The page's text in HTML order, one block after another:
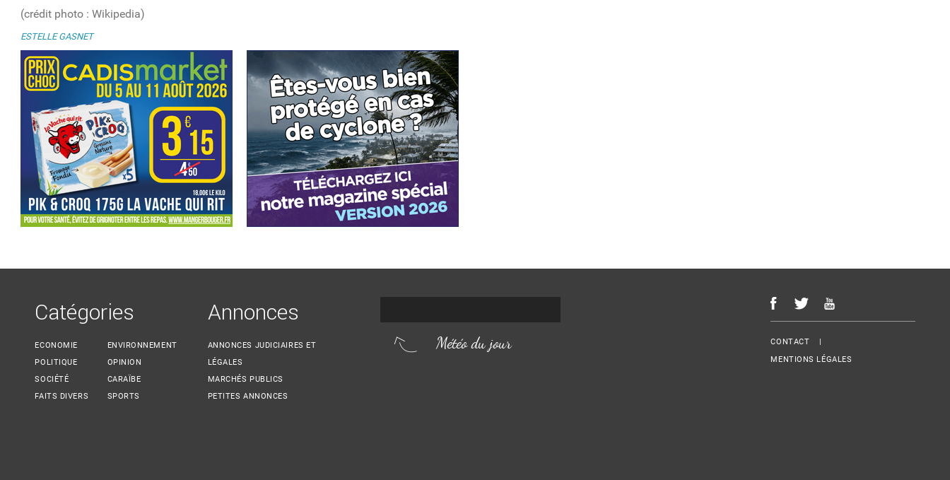
(crédit photo : Wikipedia)
ESTELLE GASNET
Catégories
ECONOMIE
POLITIQUE
SOCIÉTÉ
FAITS DIVERS
ENVIRONNEMENT
OPINION
CARAÏBE
SPORTS
Annonces
ANNONCES JUDICIAIRES ET
LÉGALES
MARCHÉS PUBLICS
PETITES ANNONCES
Météo du jour Menu Footer
CONTACT
MENTIONS LÉGALES